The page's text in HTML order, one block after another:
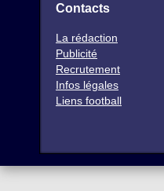
Contacts
La rédaction
Publicité
Recrutement
Infos légales
Liens football